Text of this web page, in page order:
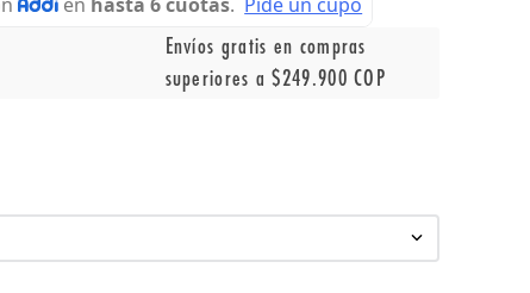
Envíos gratis en compras
superiores a $249.900 COP